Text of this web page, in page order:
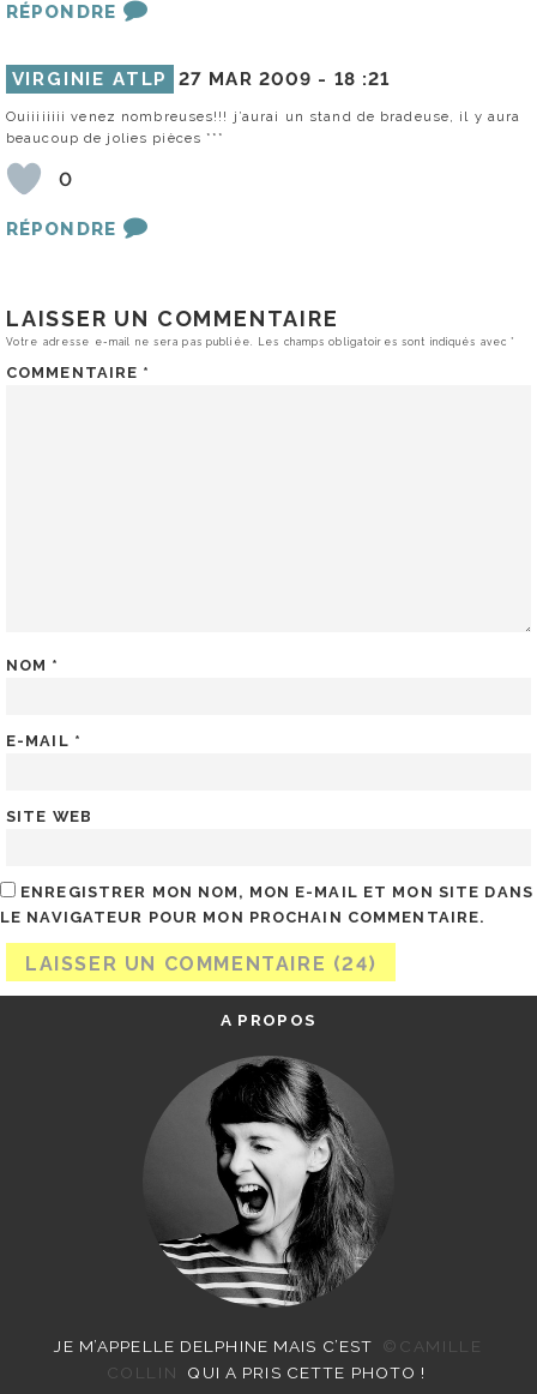
RÉPONDRE
VIRGINIE ATLP 27 MAR 2009 - 18 :21
Ouiiiiiiii venez nombreuses!!! j’aurai un stand de bradeuse, il y aura
beaucoup de jolies pièces ***
0
RÉPONDRE
LAISSER UN COMMENTAIRE
Votre adresse e-mail ne sera pas publiée. Les champs obligatoires sont indiqués avec*
COMMENTAIRE *
NOM *
E-MAIL *
SITE WEB
ENREGISTRER MON NOM, MON E-MAIL ET MON SITE DANS
LE NAVIGATEUR POUR MON PROCHAIN COMMENTAIRE.
A PROPOS
JE M’APPELLE DELPHINE MAIS C’EST
©CAMILLE
COLLIN
QUI A PRIS CETTE PHOTO !